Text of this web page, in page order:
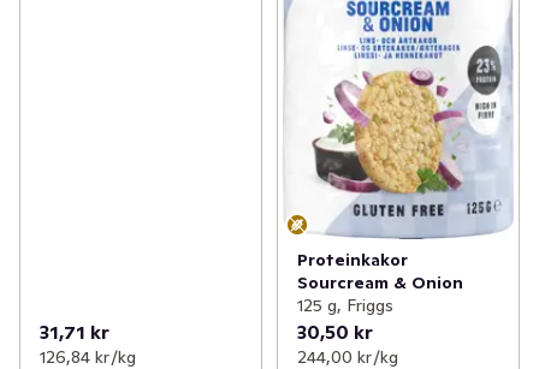
31,71 kr
126,84 kr /kg
Proteinkakor
Sourcream & Onion
125 g, Friggs
30,50 kr
244,00 kr /kg